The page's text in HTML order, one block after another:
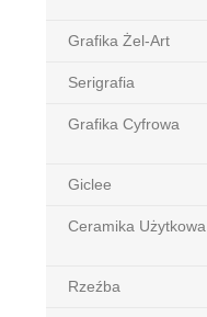
Grafika Żel-Art
Serigrafia
Grafika Cyfrowa
Giclee
Ceramika Użytkowa
Rzeźba